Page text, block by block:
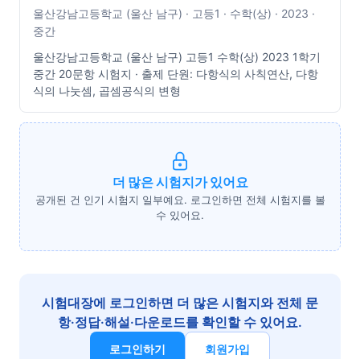
울산강남고등학교 (울산 남구) · 고등1 · 수학(상) · 2023 ·
중간
울산강남고등학교 (울산 남구) 고등1 수학(상) 2023 1학기
중간 20문항 시험지 · 출제 단원: 다항식의 사칙연산, 다항
식의 나눗셈, 곱셈공식의 변형
더 많은 시험지가 있어요
공개된 건 인기 시험지 일부예요. 로그인하면 전체 시험지를 볼
수 있어요.
시험대장에 로그인하면 더 많은 시험지와 전체 문
항·정답·해설·다운로드를 확인할 수 있어요.
로그인하기 회원가입